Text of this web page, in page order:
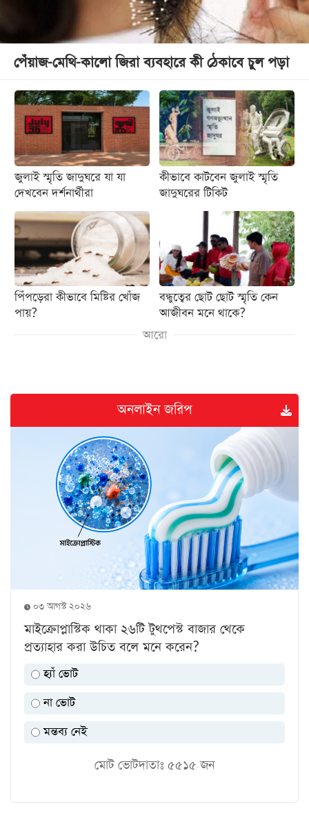
পেঁয়াজ-মেথি-কালো জিরা ব্যবহারে কী ঠেকাবে চুল পড়া
জুলাই স্মৃতি জাদুঘরে যা যা
দেখবেন দর্শনার্থীরা
কীভাবে কাটবেন জুলাই স্মৃতি
জাদুঘরের টিকিট
পিঁপড়েরা কীভাবে মিষ্টির খোঁজ
পায়?
বন্ধুত্বের ছোট ছোট স্মৃতি কেন
আজীবন মনে থাকে?
আরো
অনলাইন জরিপ
০৩ আগস্ট ২০২৬
মাইক্রোপ্লাস্টিক থাকা ২৬টি টুথপেস্ট বাজার থেকে
প্রত্যাহার করা উচিত বলে মনে করেন?
হ্যাঁ ভোট
না ভোট
মন্তব্য নেই
মোট ভোটদাতাঃ ৫৫১৫ জন